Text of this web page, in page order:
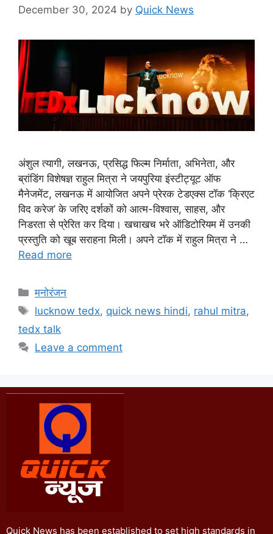
December 30, 2024 by Quick News
अंशुल त्यागी, लखनऊ, प्रसिद्ध फिल्म निर्माता, अभिनेता, और
ब्रांडिंग विशेषज्ञ राहुल मित्रा ने जयपुरिया इंस्टीट्यूट ऑफ
मैनेजमेंट, लखनऊ में आयोजित अपने प्रेरक टेडएक्स टॉक ‘क्रिएट
विद करेज’ के जरिए दर्शकों को आत्म-विश्वास, साहस, और
निडरता से प्रेरित कर दिया। खचाखच भरे ऑडिटोरियम में उनकी
प्रस्तुति को खूब सराहना मिली। अपने टॉक में राहुल मित्रा ने …
Read more
मनोरंजन
lucknow tedx, quick news hindi, rahul mitra,
tedx talk
Leave a comment
Quick News has been established to set high standards in